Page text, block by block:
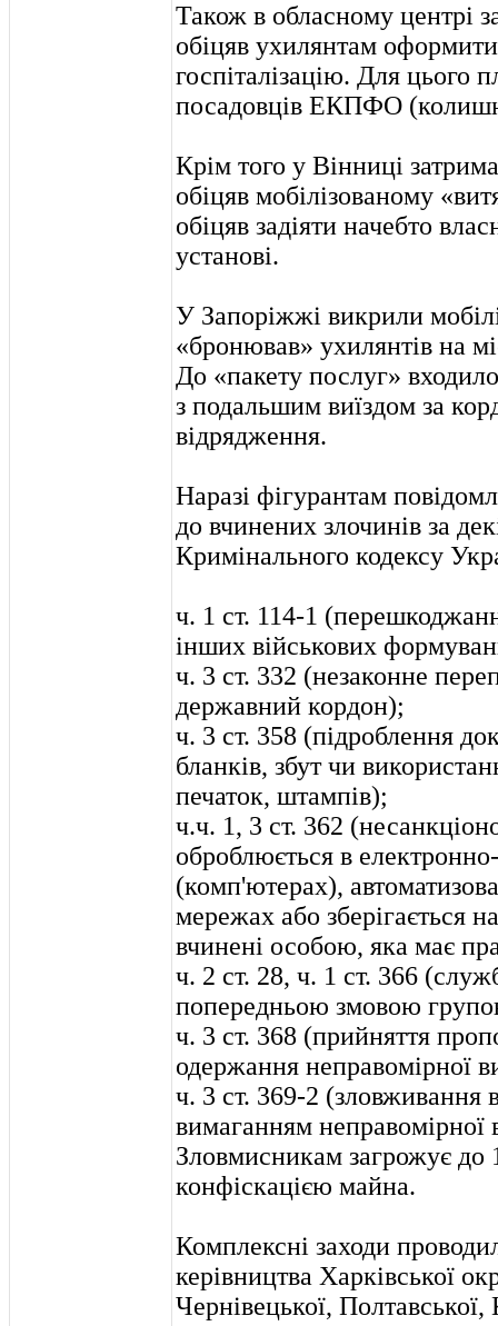
Також в обласному центрі
обіцяв ухилянтам оформити
госпіталізацію. Для цього
посадовців ЕКПФО
Крім того у Вінниці
обіцяв мобілізованому
обіцяв задіяти начебто
установі.
У Запоріжжі викрили
«бронював» ухилянтів на
До «пакету послуг»
з подальшим виїздом за
відрядження.
Наразі фігурантам
до вчинених злочинів за
Кримінального кодексу
ч. 1 ст. 114-1
інших військових
ч. 3 ст. 332 (незаконне
державний кордон);
ч. 3 ст. 358 (підроблення
бланків, збут чи
печаток, штампів);
ч.ч. 1, 3 ст. 362
оброблюється в
(комп'ютерах),
мережах або зберігається
вчинені особою, яка має
ч. 2 ст. 28, ч. 1 ст. 366
попередньою змовою
ч. 3 ст. 368 (прийняття
одержання неправомірної
ч. 3 ст. 369-2 (зловживання
вимаганням неправомірної
Зловмисникам загрожує до
конфіскацією майна.
Комплексні заходи
керівництва Харківської
Чернівецької, Полтавської,